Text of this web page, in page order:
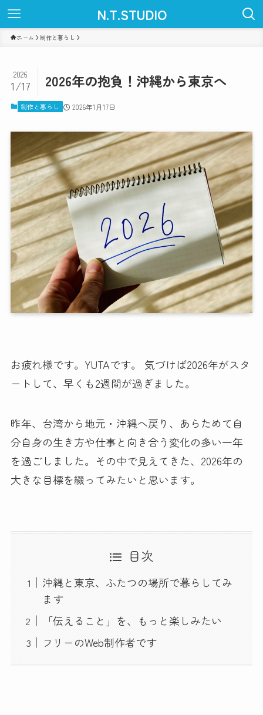
N.T.STUDIO
ホーム 制作と暮らし
2026年の抱負！沖縄から東京へ
2026
1/17
制作と暮らし 2026年1月17日
お疲れ様です。YUTAです。 気づけば2026年がスタ
ートして、早くも2週間が過ぎました。
昨年、台湾から地元・沖縄へ戻り、あらためて自
分自身の生き方や仕事と向き合う変化の多い一年
を過ごしました。その中で見えてきた、2026年の
大きな目標を綴ってみたいと思います。
目次
沖縄と東京、ふたつの場所で暮らしてみ
ます
「伝えること」を、もっと楽しみたい
フリーのWeb制作者です